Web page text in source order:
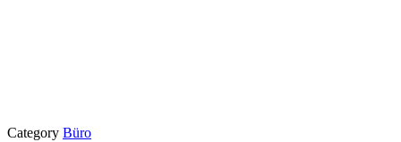
Category Büro